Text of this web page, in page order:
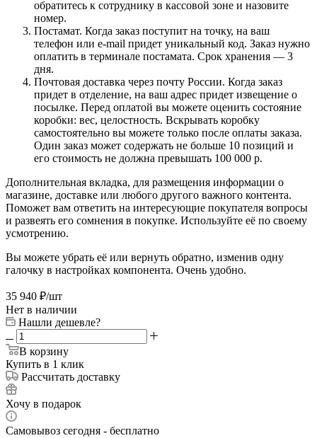
обратитесь к сотруднику в кассовой зоне и назовите
номер.
Постамат. Когда заказ поступит на точку, на ваш
телефон или e-mail придет уникальный код. Заказ нужно
оплатить в терминале постамата. Срок хранения — 3
дня.
Почтовая доставка через почту России. Когда заказ
придет в отделение, на ваш адрес придет извещение о
посылке. Перед оплатой вы можете оценить состояние
коробки: вес, целостность. Вскрывать коробку
самостоятельно вы можете только после оплаты заказа.
Один заказ может содержать не больше 10 позиций и
его стоимость не должна превышать 100 000 р.
Дополнительная вкладка, для размещения информации о
магазине, доставке или любого другого важного контента.
Поможет вам ответить на интересующие покупателя вопросы
и развеять его сомнения в покупке. Используйте её по своему
усмотрению.
Вы можете убрать её или вернуть обратно, изменив одну
галочку в настройках компонента. Очень удобно.
35 940 ₽/шт
Нет в наличии
Нашли дешевле?
В корзину
Купить в 1 клик
Рассчитать доставку
Хочу в подарок
Самовывоз сегодня - бесплатно